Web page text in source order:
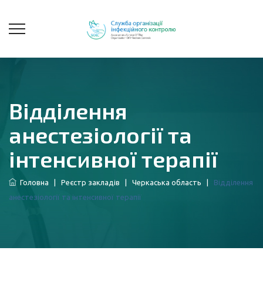
Відділення
анестезіології та
інтенсивної терапії
Головна Реєстр закладів Черкаська область
Відділення
анестезіології та інтенсивної терапії